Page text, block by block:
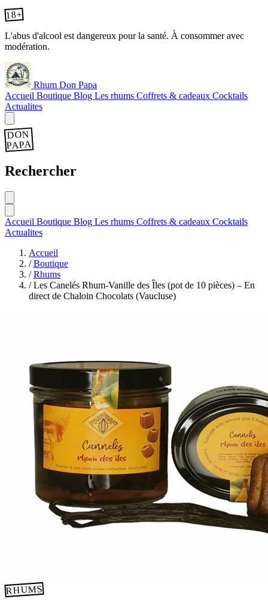
18+
L'abus d'alcool est dangereux pour la santé. À consommer avec
modération.
Rhum Don Papa
Accueil Boutique Blog Les rhums Coffrets & cadeaux Cocktails
Actualites
DON
PAPA
Rechercher
Accueil Boutique Blog Les rhums Coffrets & cadeaux Cocktails
Actualites
Accueil
/ Boutique
/ Rhums
/ Les Canelés Rhum-Vanille des Îles (pot de 10 pièces) – En
direct de Chaloin Chocolats (Vaucluse)
RHUMS